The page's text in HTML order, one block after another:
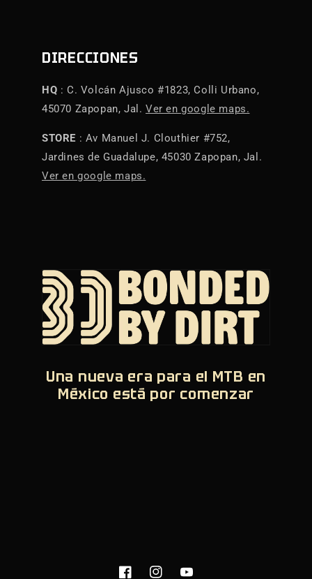
DIRECCIONES
HQ : C. Volcán Ajusco #1823, Colli Urbano,
45070 Zapopan, Jal. Ver en google maps.
STORE : Av Manuel J. Clouthier #752,
Jardines de Guadalupe, 45030 Zapopan, Jal.
Ver en google maps.
Una nueva era para el MTB en
México está por comenzar